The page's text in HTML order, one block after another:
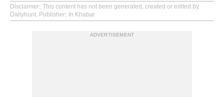
Disclaimer: This content has not been generated, created or edited by
Dailyhunt. Publisher: In Khabar
ADVERTISEMENT